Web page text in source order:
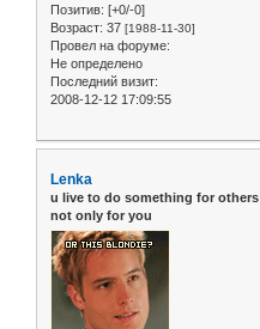
Позитив: [+0/-0]
Возраст: 37 [1988-11-30]
Провел на форуме:
Не определено
Последний визит:
2008-12-12 17:09:55
Lenka
u live to do something for others
not only for you